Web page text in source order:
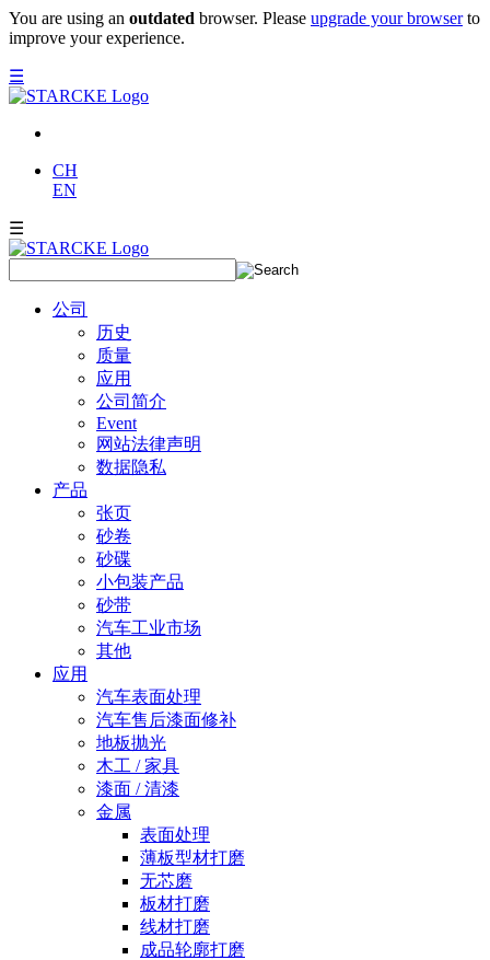
You are using an outdated browser. Please upgrade your browserto
improve your experience.
☰
CH
EN
☰
公司
历史
质量
应用
公司简介
Event
网站法律声明
数据隐私
产品
张页
砂卷
砂碟
小包装产品
砂带
汽车工业市场
其他
应用
汽车表面处理
汽车售后漆面修补
地板抛光
木工 / 家具
漆面 / 清漆
金属
表面处理
薄板型材打磨
无芯磨
板材打磨
线材打磨
成品轮廓打磨